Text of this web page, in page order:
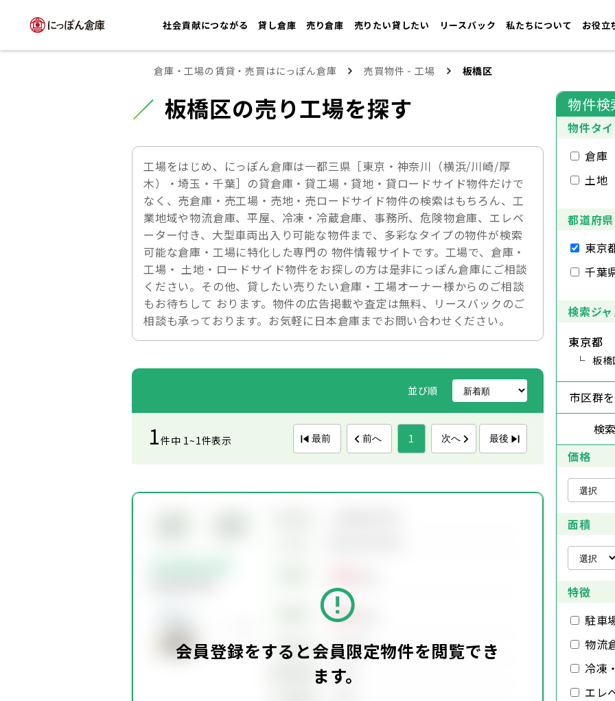
社会貢献につながる 貸し倉庫 売り倉庫 売りたい貸したい リースバック 私たちについて お役立
倉庫・工場の賃貸・売買はにっぽん倉庫 売買物件 - 工場 板橋区
板橋区の売り工場を探す
工場をはじめ、にっぽん倉庫は一都三県［東京・神奈川（横浜/川崎/厚
木）・埼玉・千葉］の貸倉庫・貸工場・貸地・貸ロードサイド物件だけで
なく、売倉庫・売工場・売地・売ロードサイド物件の検索はもちろん、工
業地域や物流倉庫、平屋、冷凍・冷蔵倉庫、事務所、危険物倉庫、エレベ
ーター付き、大型車両出入り可能な物件まで、多彩なタイプの物件が検索
可能な倉庫・工場に特化した専門の 物件情報サイトです。工場で、倉庫・
工場・ 土地・ロードサイド物件をお探しの方は是非にっぽん倉庫にご相談
ください。その他、貸したい売りたい倉庫・工場オーナー様からのご相談
もお待ちして おります。物件の広告掲載や査定は無料、リースバックのご
相談も承っております。お気軽に日本倉庫までお問い合わせください。
並び順
1件中 1~1件表示 最前 前へ 1 次へ 最後
会員登録をすると会員限定物件を閲覧でき
ます。
00
坪単価
00万円
建物面積
00坪
物件検
物件タ
倉庫
土地
都道府県
東京
千葉
検索ジ
東京都
板橋
市区群
検
価格
面積
特徴
駐車
物流
冷凍
エレ